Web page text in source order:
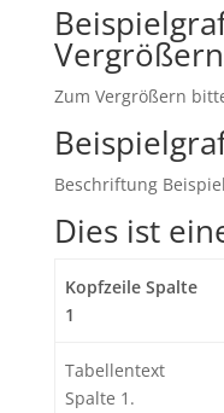
Vergrößern
Zum Vergrößern
Beschriftung
Dies ist
Kopfzeile Spalte
1
Tabellentext
Spalte 1.